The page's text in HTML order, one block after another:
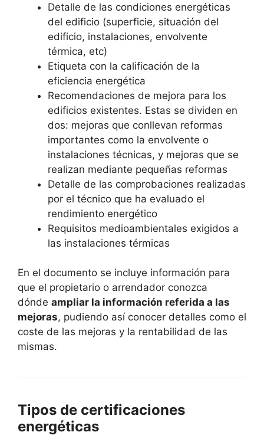
Detalle de las condiciones energéticas
del edificio (superficie, situación del
edificio, instalaciones, envolvente
térmica, etc)
Etiqueta con la calificación de la
eficiencia energética
Recomendaciones de mejora para los
edificios existentes. Estas se dividen en
dos: mejoras que conllevan reformas
importantes como la envolvente o
instalaciones técnicas, y mejoras que se
realizan mediante pequeñas reformas
Detalle de las comprobaciones realizadas
por el técnico que ha evaluado el
rendimiento energético
Requisitos medioambientales exigidos a
las instalaciones térmicas
En el documento se incluye información para
que el propietario o arrendador conozca
dónde ampliar la información referida a las
mejoras, pudiendo así conocer detalles como el
coste de las mejoras y la rentabilidad de las
mismas.
Tipos de certificaciones
energéticas